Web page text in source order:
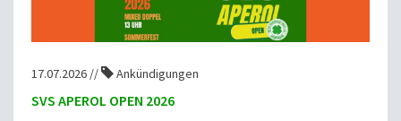
17.07.2026 // Ankündigungen
SVS APEROL OPEN 2026